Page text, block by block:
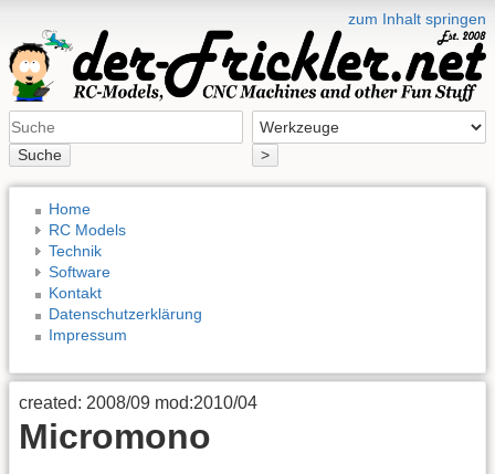
zum Inhalt springen
Suche >
Home
RC Models
Technik
Software
Kontakt
Datenschutzerklärung
Impressum
created: 2008/09 mod:2010/04
Micromono